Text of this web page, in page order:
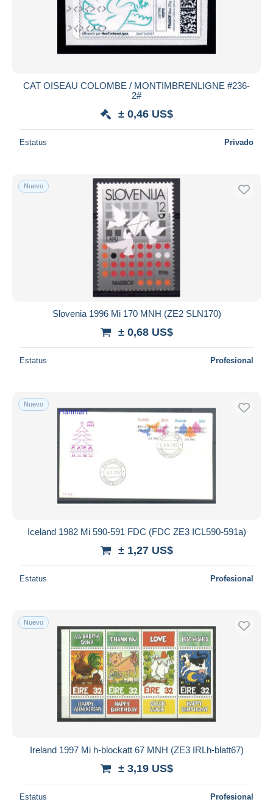
CAT OISEAU COLOMBE / MONTIMBRENLIGNE #236-
2#
± 0,46 US$
Estatus Privado
Nuevo
Slovenia 1996 Mi 170 MNH (ZE2 SLN170)
± 0,68 US$
Estatus Profesional
Nuevo
Iceland 1982 Mi 590-591 FDC (FDC ZE3 ICL590-591a)
± 1,27 US$
Estatus Profesional
Nuevo
Ireland 1997 Mi h-blockatt 67 MNH (ZE3 IRLh-blatt67)
± 3,19 US$
Estatus Profesional